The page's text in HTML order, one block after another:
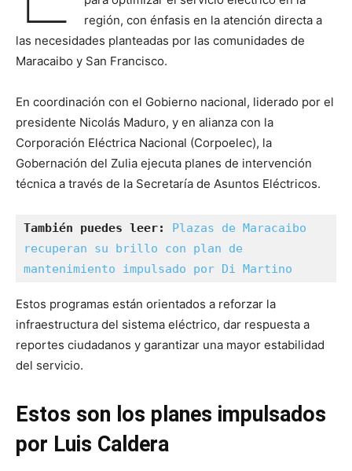
región, con énfasis en la atención directa a
las necesidades planteadas por las comunidades de
Maracaibo y San Francisco.
En coordinación con el Gobierno nacional, liderado por el
presidente Nicolás Maduro, y en alianza con la
Corporación Eléctrica Nacional (Corpoelec), la
Gobernación del Zulia ejecuta planes de intervención
técnica a través de la Secretaría de Asuntos Eléctricos.
También puedes leer:
Plazas de Maracaibo
recuperan su brillo con plan de
mantenimiento impulsado por Di Martino
Estos programas están orientados a reforzar la
infraestructura del sistema eléctrico, dar respuesta a
reportes ciudadanos y garantizar una mayor estabilidad
del servicio.
Estos son los planes impulsados
por Luis Caldera